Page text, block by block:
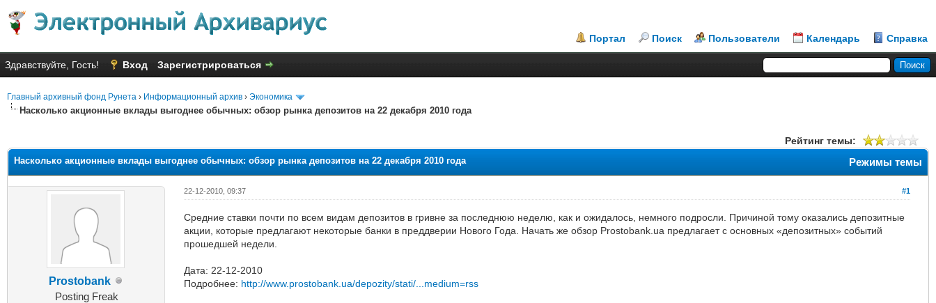
Портал Поиск Пользователи Календарь Справка
Здравствуйте, Гость! Вход Зарегистрироваться
Главный архивный фонд Рунета › Информационный архив › Экономика
Насколько акционные вклады выгоднее обычных: обзор рынка депозитов на 22 декабря 2010 года
Рейтинг темы:
Режимы темы
Насколько акционные вклады выгоднее обычных: обзор рынка депозитов на 22 декабря 2010 года
Prostobank
Posting Freak
#1
22-12-2010, 09:37
Средние ставки почти по всем видам депозитов в гривне за последнюю неделю, как и ожидалось, немного подросли. Причиной тому оказались депозитные
акции, которые предлагают некоторые банки в преддверии Нового Года. Начать же обзор Prostobank.ua предлагает с основных «депозитных» событий
прошедшей недели.
Дата: 22-12-2010
Подробнее: http://www.prostobank.ua/depozity/stati/...medium=rss